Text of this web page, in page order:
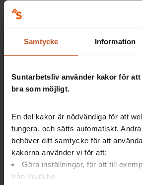
Samtycke Information
Suntarbetsliv använder kakor för
bra som möjligt.
En del kakor är nödvändiga för att
fungera, och sätts automatiskt.
behöver ditt samtycke för att
kakorna använder vi för att:
Göra inställningar, för att till
från Youtube
ert arbete i skyddskommittén.
sidor.
Information till dig som
Vår skyddskommitté
Hur fungerar det idag och hur